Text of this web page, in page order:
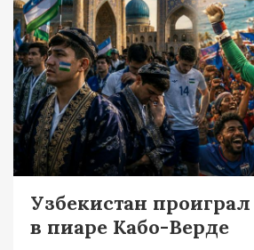
Узбекистан проиграл
в пиаре Кабо-Верде